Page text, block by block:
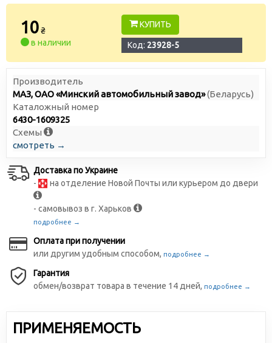
10₴
в наличии
КУПИТЬ
Код: 23928-5
Производитель
МАЗ, ОАО «Минский автомобильный завод»(Беларусь)
Каталожный номер
6430-1609325
Схемы
смотреть →
Доставка по Украине
-
на отделение Новой Почты или курьером до двери
- самовывоз в г. Харьков
подробнее →
Оплата при получении
или другим удобным способом, подробнее →
Гарантия
обмен/возврат товара в течение 14 дней, подробнее →
ПРИМЕНЯЕМОСТЬ